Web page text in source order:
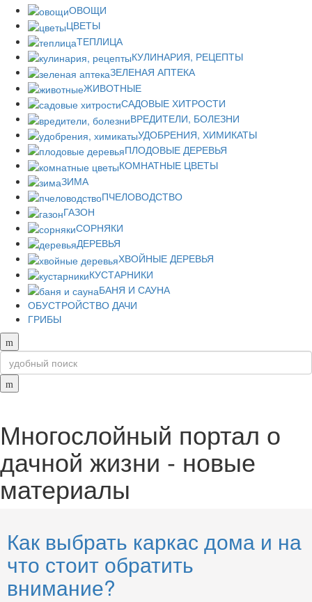
ОВОЩИ
ЦВЕТЫ
ТЕПЛИЦА
КУЛИНАРИЯ, РЕЦЕПТЫ
ЗЕЛЕНАЯ АПТЕКА
ЖИВОТНЫЕ
САДОВЫЕ ХИТРОСТИ
ВРЕДИТЕЛИ, БОЛЕЗНИ
УДОБРЕНИЯ, ХИМИКАТЫ
ПЛОДОВЫЕ ДЕРЕВЬЯ
КОМНАТНЫЕ ЦВЕТЫ
ЗИМА
ПЧЕЛОВОДСТВО
ГАЗОН
СОРНЯКИ
ДЕРЕВЬЯ
ХВОЙНЫЕ ДЕРЕВЬЯ
КУСТАРНИКИ
БАНЯ И САУНА
ОБУСТРОЙСТВО ДАЧИ
ГРИБЫ
Многослойный портал о
дачной жизни - новые
материалы
Как выбрать каркас дома и на
что стоит обратить
внимание?